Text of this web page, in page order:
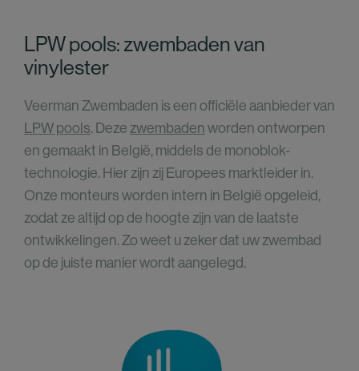
LPW pools: zwembaden van
vinylester
Veerman Zwembaden is een officiële aanbieder van
LPW pools. Deze zwembadenworden ontworpen
en gemaakt in België, middels de monoblok-
technologie. Hier zijn zij Europees marktleider in.
Onze monteurs worden intern in België opgeleid,
zodat ze altijd op de hoogte zijn van de laatste
ontwikkelingen. Zo weet u zeker dat uw zwembad
op de juiste manier wordt aangelegd.